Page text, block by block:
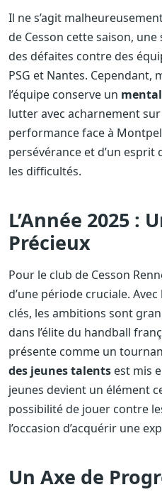
Il ne s’agit
de Cesson cette saison, une
des défaites contre des
PSG et Nantes. Cependant,
l’équipe conserve un
lutter avec acharnement
performance face à
persévérance et d’un esprit
les difficultés.
L’Année 2025 :
Précieux
Pour le club de Cesson
d’une période cruciale.
clés, les ambitions sont
dans l’élite du handball
présente comme un
des jeunes talents est mis
jeunes devient un élément
possibilité de jouer contre
l’occasion d’acquérir une
Un Axe de